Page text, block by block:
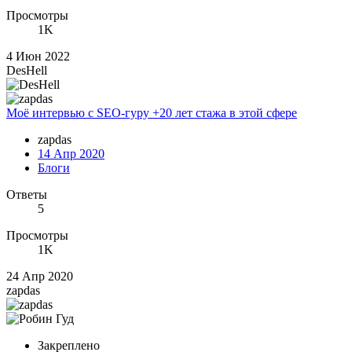
Просмотры
1K
4 Июн 2022
DesHell
Моё интервью с SEO-гуру +20 лет стажа в этой сфере
zapdas
14 Апр 2020
Блоги
Ответы
5
Просмотры
1K
24 Апр 2020
zapdas
Закреплено